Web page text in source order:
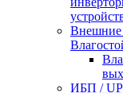
Внешние
ИБП /